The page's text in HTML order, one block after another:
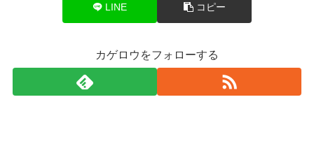
LINE コピー
カゲロウをフォローする